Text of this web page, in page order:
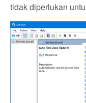
tidak diperlukan